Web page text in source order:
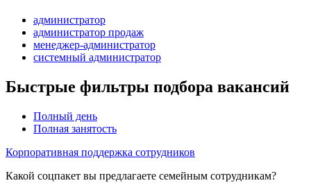
администратор
администратор продаж
менеджер-администратор
системный администратор
Быстрые фильтры подбора вакансий
Полный день
Полная занятость
Корпоративная поддержка сотрудников
Какой соцпакет вы предлагаете семейным сотрудникам?